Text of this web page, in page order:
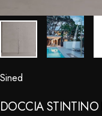
Sined
DOCCIASTINTINO